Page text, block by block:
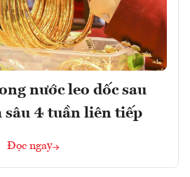
nước leo dốc sau
sâu 4 tuần liên tiếp
Đọc ngay